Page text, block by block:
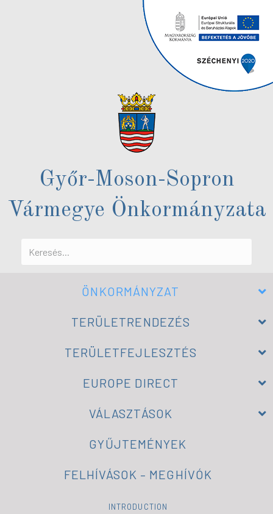
Győr-Moson-Sopron
Vármegye Önkormányzata
ÖNKORMÁNYZAT
TERÜLETRENDEZÉS
TERÜLETFEJLESZTÉS
EUROPE DIRECT
VÁLASZTÁSOK
GYŰJTEMÉNYEK
FELHÍVÁSOK – MEGHÍVÓK
INTRODUCTION